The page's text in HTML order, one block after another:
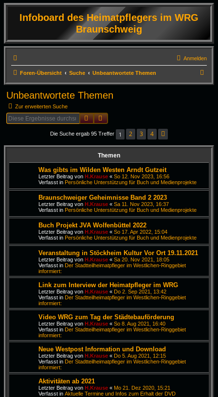
Infoboard des Heimatpflegers im WRG
Braunschweig
Anmelden
Foren-Übersicht Suche Unbeantwortete Themen
u
Unbeantwortete Themen
Zur erweiterten Suche
SucheErweiterte Suche
Die Suche ergab 95 Treffer 1 2 3 4
Themen
Was gibts im Wilden Westen Arndt Gutzeit
Letzter Beitrag von H.Krause « So 12. Nov 2023, 16:56
Verfasst in Persönliche Unterstützung für Buch und Medienprojekte
Braunschweiger Geheimnisse Band 2 2023
Letzter Beitrag von H.Krause « Sa 11. Nov 2023, 16:37
Verfasst in Persönliche Unterstützung für Buch und Medienprojekte
Buch Projekt JVA Wolfenbüttel 2022
Letzter Beitrag von H.Krause « So 17. Apr 2022, 15:04
Verfasst in Persönliche Unterstützung für Buch und Medienprojekte
Veranstaltung in Stöckheim Kultur Vor Ort 19.11.2021
Letzter Beitrag von H.Krause « Sa 20. Nov 2021, 18:05
Verfasst in Der Stadtteilheimatpfleger im Westlichen-Ringgebiet
informiert:
Link zum Interview der Heimatpfleger im WRG
Letzter Beitrag von H.Krause « Do 2. Sep 2021, 13:42
Verfasst in Der Stadtteilheimatpfleger im Westlichen-Ringgebiet
informiert:
Video WRG zum Tag der Städtebauförderung
Letzter Beitrag von H.Krause « So 8. Aug 2021, 16:40
Verfasst in Der Stadtteilheimatpfleger im Westlichen-Ringgebiet
informiert:
Neue Westpost Information und Download
Letzter Beitrag von H.Krause « Do 5. Aug 2021, 12:15
Verfasst in Der Stadtteilheimatpfleger im Westlichen-Ringgebiet
informiert:
Aktivitäten ab 2021
Letzter Beitrag von H.Krause « Mo 21. Dez 2020, 15:21
Verfasst in Aktuelle Termine und Infos zum Erhalt der DVD